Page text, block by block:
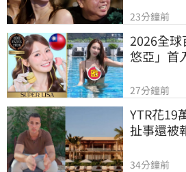
23分鐘前
2026全
悠亞」首
27分鐘前
YTR花19
扯事還被
34分鐘前